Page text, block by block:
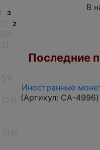
3
2
В
Последние
Иностранные
(Артикул: CA-4996)